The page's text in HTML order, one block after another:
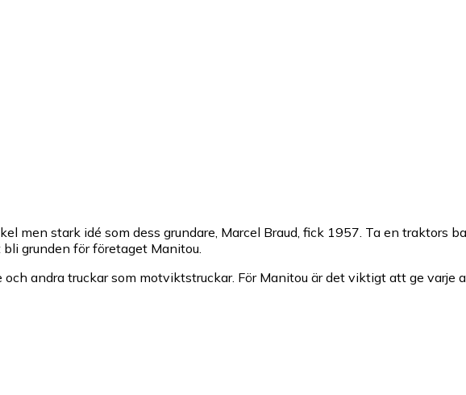
men stark idé som dess grundare, Marcel Braud, fick 1957. Ta en traktors
grunden för företaget Manitou.
och andra truckar som motviktstruckar. För Manitou är det viktigt att ge